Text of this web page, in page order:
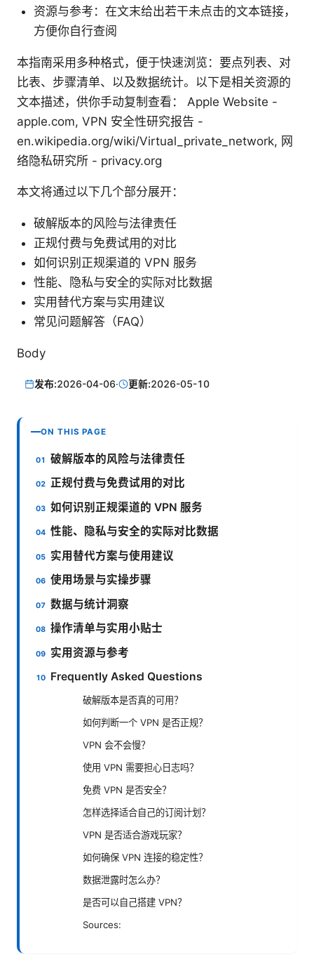
资源与参考：在文末给出若干未点击的文本链接，
方便你自行查阅
本指南采用多种格式，便于快速浏览：要点列表、对
比表、步骤清单、以及数据统计。以下是相关资源的
文本描述，供你手动复制查看： Apple Website -
apple.com, VPN 安全性研究报告 -
en.wikipedia.org/wiki/Virtual_private_network, 网
络隐私研究所 - privacy.org
本文将通过以下几个部分展开：
破解版本的风险与法律责任
正规付费与免费试用的对比
如何识别正规渠道的 VPN 服务
性能、隐私与安全的实际对比数据
实用替代方案与实用建议
常见问题解答（FAQ）
Body
发布:2026-04-06· 更新:2026-05-10
ON THIS PAGE
破解版本的风险与法律责任
正规付费与免费试用的对比
如何识别正规渠道的 VPN 服务
性能、隐私与安全的实际对比数据
实用替代方案与使用建议
使用场景与实操步骤
数据与统计洞察
操作清单与实用小贴士
实用资源与参考
Frequently Asked Questions
破解版本是否真的可用？
如何判断一个 VPN 是否正规？
VPN 会不会慢？
使用 VPN 需要担心日志吗？
免费 VPN 是否安全？
怎样选择适合自己的订阅计划？
VPN 是否适合游戏玩家？
如何确保 VPN 连接的稳定性？
数据泄露时怎么办？
是否可以自己搭建 VPN？
Sources: